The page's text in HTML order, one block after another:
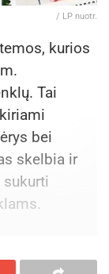
dantų
apie
/ LP nuotr.
kurios
Tai
bei
skelbia ir
Lietuvos